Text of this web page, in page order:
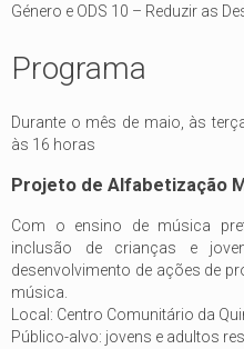
Género e ODS 10 – Reduzir as
Programa
Durante o mês de maio, às
às 16 horas
Projeto de Alfabetização
Com o ensino de música
inclusão de crianças e
desenvolvimento de ações de
música.
Local: Centro Comunitário da
Público-alvo: jovens e adultos